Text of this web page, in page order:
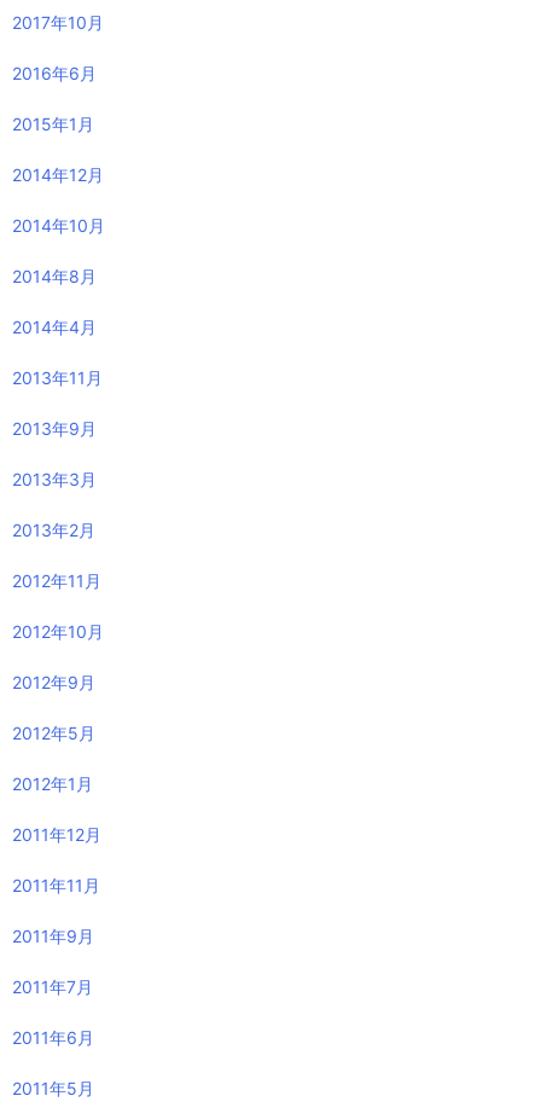
2017年10月
2016年6月
2015年1月
2014年12月
2014年10月
2014年8月
2014年4月
2013年11月
2013年9月
2013年3月
2013年2月
2012年11月
2012年10月
2012年9月
2012年5月
2012年1月
2011年12月
2011年11月
2011年9月
2011年7月
2011年6月
2011年5月